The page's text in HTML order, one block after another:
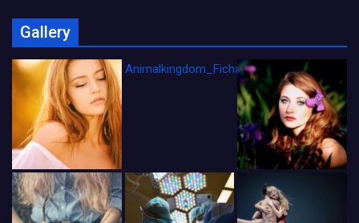
Gallery
Animalkingdom_FichaCine